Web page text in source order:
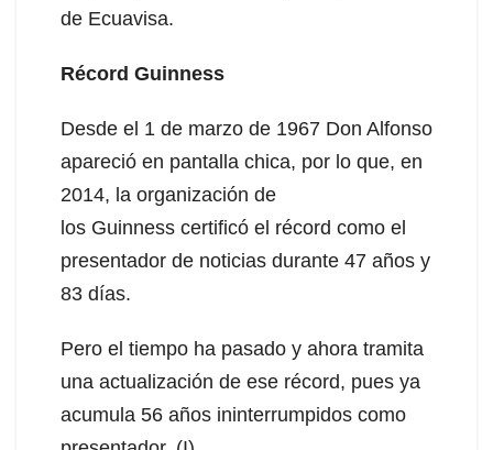
de Ecuavisa.
Récord Guinness
Desde el 1 de marzo de 1967 Don Alfonso
apareció en pantalla chica, por lo que, en
2014, la organización de
los Guinness certificó el récord como el
presentador de noticias durante 47 años y
83 días.
Pero el tiempo ha pasado y ahora tramita
una actualización de ese récord, pues ya
acumula 56 años ininterrumpidos como